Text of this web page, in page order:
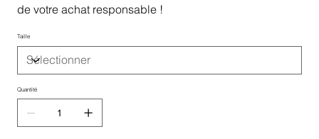
de votre achat responsable !
Taille
Quantité